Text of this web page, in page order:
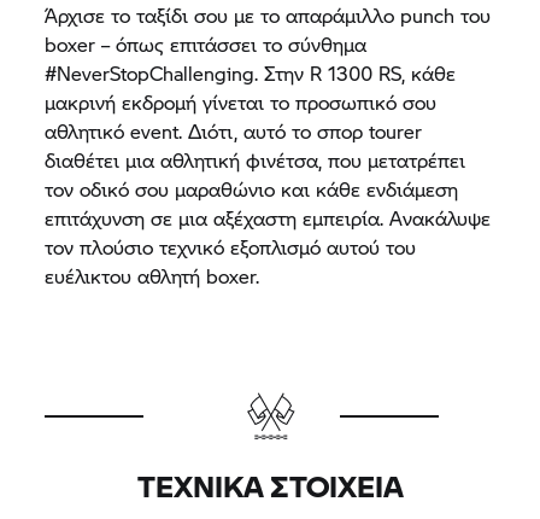
Άρχισε το ταξίδι σου με το απαράμιλλο punch του
boxer – όπως επιτάσσει το σύνθημα
#NeverStopChallenging. Στην R 1300 RS, κάθε
μακρινή εκδρομή γίνεται το προσωπικό σου
αθλητικό event. Διότι, αυτό το σπορ tourer
διαθέτει μια αθλητική φινέτσα, που μετατρέπει
τον οδικό σου μαραθώνιο και κάθε ενδιάμεση
επιτάχυνση σε μια αξέχαστη εμπειρία. Ανακάλυψε
τον πλούσιο τεχνικό εξοπλισμό αυτού του
ευέλικτου αθλητή boxer.
ΤΕΧΝΙΚΆ ΣΤΟΙΧΕΊΑ